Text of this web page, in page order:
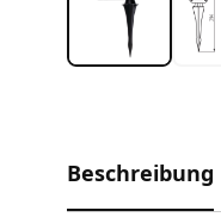
Beschreibung